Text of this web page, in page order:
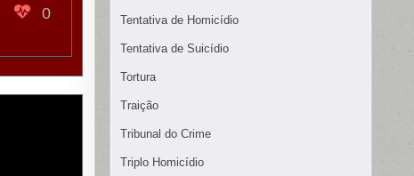
0 Tentativa de Homicídio
Tentativa de Suicídio
Tortura
Traição
Tribunal do Crime
Triplo Homicídio